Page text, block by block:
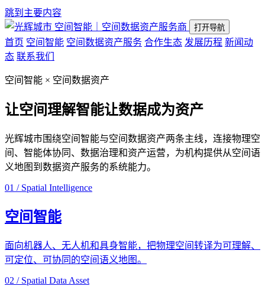
跳到主要内容
空间智能｜空间数据资产服务商
打开导航
首页 空间智能 空间数据资产服务 合作生态 发展历程 新闻动
态 联系我们
空间智能 × 空间数据资产
让空间理解智能让数据成为资产
光辉城市围绕空间智能与空间数据资产两条主线，连接物理空
间、智能体协同、数据治理和资产运营，为机构提供从空间语
义地图到数据资产服务的系统能力。
01 / Spatial Intelligence
空间智能
面向机器人、无人机和具身智能，把物理空间转译为可理解、
可定位、可协同的空间语义地图。
02 / Spatial Data Asset